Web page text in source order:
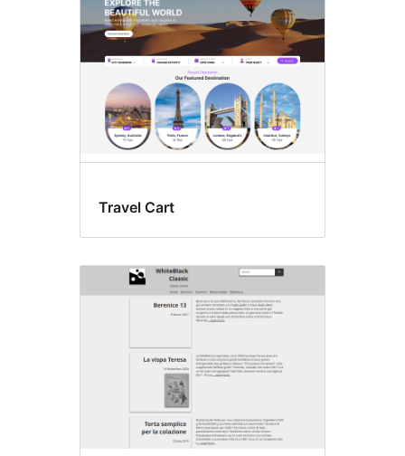
Travel Cart